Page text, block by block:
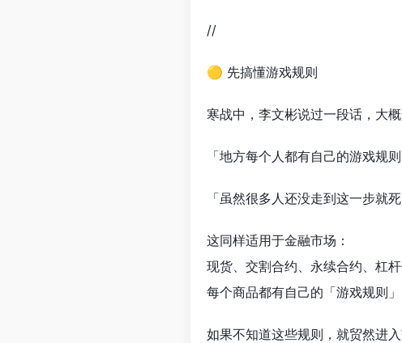
//
🟡 先搞懂游戏规则
寒战中，李文彬说过一段话，大概
「地方每个人都有自己的游戏规
「虽然很多人还没走到这一步就
这同样适用于金融市场：
现货、交割合约、永续合约、杠
每个商品都有自己的「游戏规则」
如果不知道这些规则，就贸然进入